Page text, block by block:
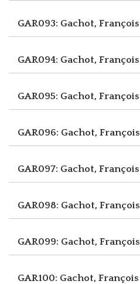
GAR093: Gachot, François
GAR094: Gachot, François
GAR095: Gachot, François
GAR096: Gachot, François
GAR097: Gachot, François
GAR098: Gachot, François
GAR099: Gachot, François
GAR100: Gachot, François